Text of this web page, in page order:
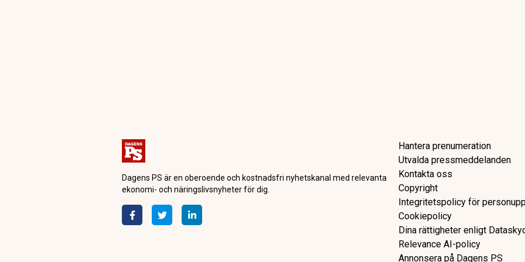
Dagensps.se
Bästa begagnade kombi i långtest – budget
och BMW